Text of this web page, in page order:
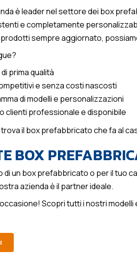
è leader nel settore dei box
e completamente
sempre aggiornato,
prima qualità
e senza costi nascosti
di modelli e personalizzazioni
clienti professionale e disponibile
trova il box prefabbricato che fa al
BOX
di un box prefabbricato o per il tuo
azienda è il partner ideale.
Scopri tutti i nostri